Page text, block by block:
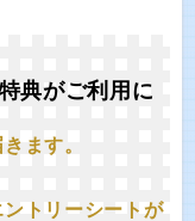
典がご利用に
ます。
ントリーシートが